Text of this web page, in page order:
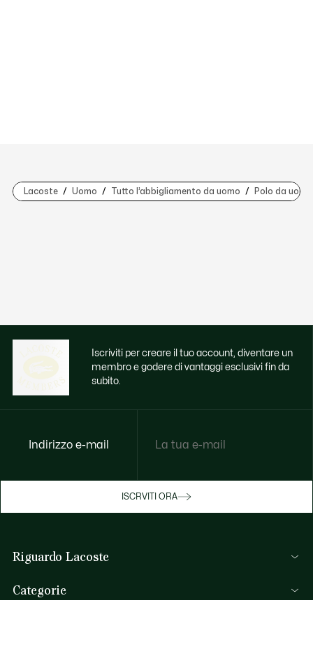
Lacoste Uomo Tutto l’abbigliamento da uomo Polo da uomo
Iscriviti per creare il tuo account, diventare un
membro e godere di vantaggi esclusivi fin da
subito.
Indirizzo e-mail
ISCRVITI ORA
Riguardo Lacoste
Il Gruppo Lacoste
Categorie
Godi di benefici esclusivi ora